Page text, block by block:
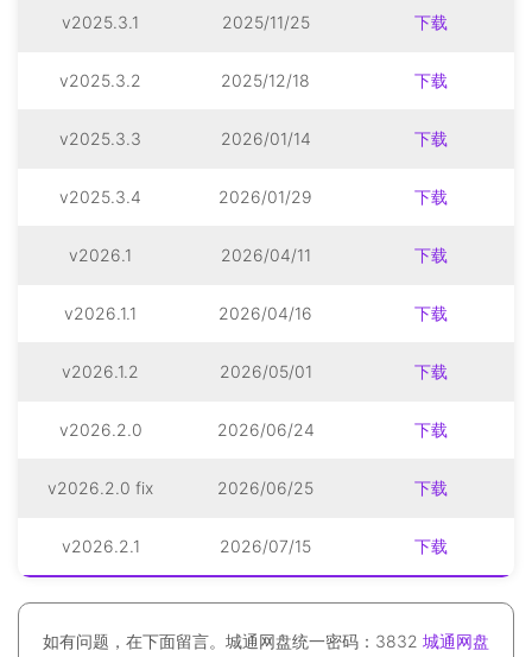
v2025.3.1 2025/11/25 下载
v2025.3.2 2025/12/18 下载
v2025.3.3 2026/01/14 下载
v2025.3.4 2026/01/29 下载
v2026.1 2026/04/11 下载
v2026.1.1 2026/04/16 下载
v2026.1.2 2026/05/01 下载
v2026.2.0 2026/06/24 下载
v2026.2.0 fix 2026/06/25 下载
v2026.2.1 2026/07/15 下载
如有问题，在下面留言。城通网盘统一密码：3832 城通网盘